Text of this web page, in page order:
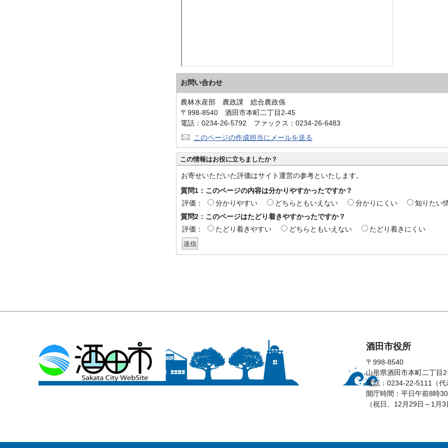
お問い合わせ
農林水産部 農政課 総合農政係
〒998-8540 酒田市本町二丁目2-45
電話：0234-26-5792 ファックス：0234-26-6483
このページの作成担当にメールを送る
この情報はお役に立ちましたか？
お寄せいただいた評価はサイト運営の参考といたします。
質問1：このページの内容は分かりやすかったですか？
評価：
分かりやすい どちらともいえない 分かりにくい
知りたい
質問2：このページはたどり着きやすかったですか？
評価：
たどり着きやすい どちらともいえない たどり着きにくい
酒田市役所
〒998-8540
山形県酒田市本町二丁目
電話：0234-22-5111（代
開庁時間：平日午前8時
（祝日、12月29日～1月3